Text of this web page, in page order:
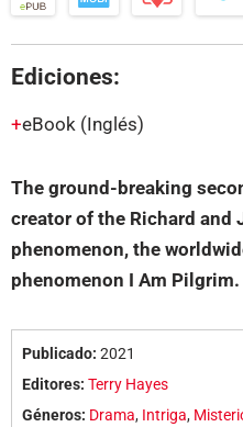
Ediciones:
eBook (Inglés)
The ground-breaking
creator of the Richard and
phenomenon, the
phenomenon I Am Pilgrim.
Publicado: 2021
Editores: Terry Hayes
Géneros: Drama, Intriga,